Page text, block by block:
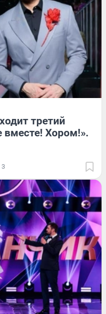
третий
вместе! Хором!».
3